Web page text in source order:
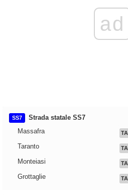
ad
SS7
Strada statale SS7
Massafra
TA
Taranto TA
Monteiasi TA
Grottaglie TA